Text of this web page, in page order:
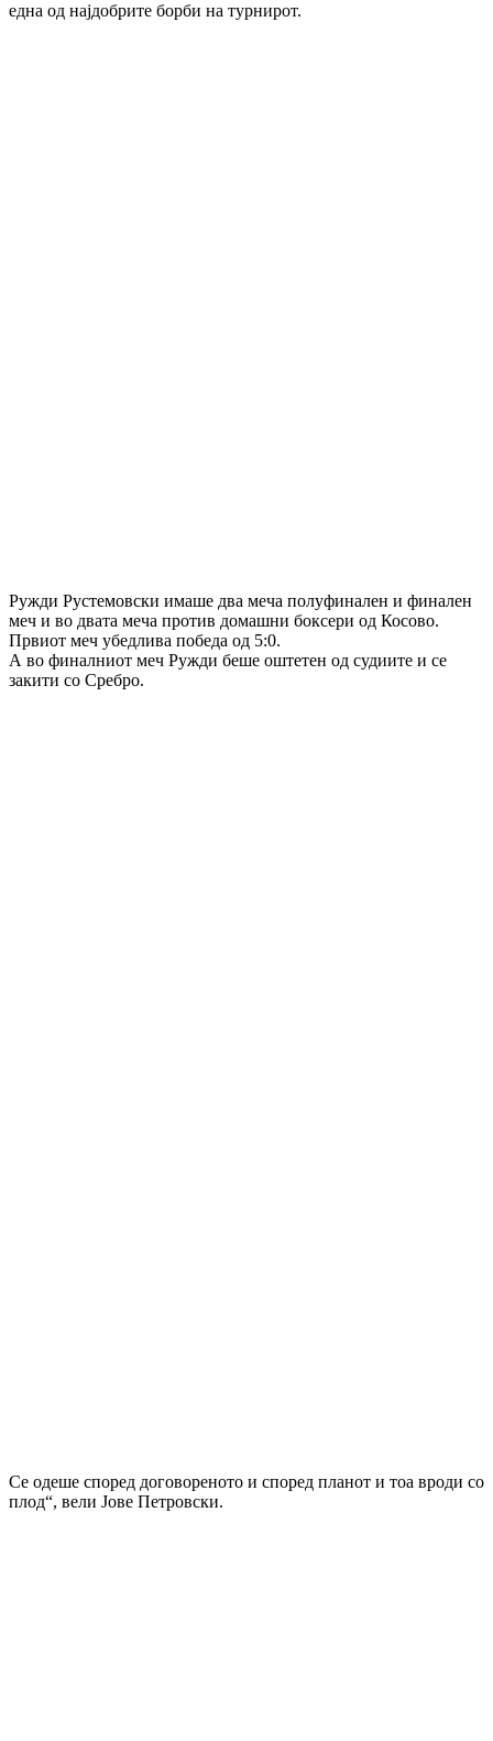
една од најдобрите борби на турнирот.
Ружди Рустемовски имаше два меча полуфинален и финален
меч и во двата меча против домашни боксери од Косово.
Првиот меч убедлива победа од 5:0.
А во финалниот меч Ружди беше оштетен од судиите и се
закити со Сребро.
Се одеше според договореното и според планот и тоа вроди со
плод“, вели Јове Петровски.